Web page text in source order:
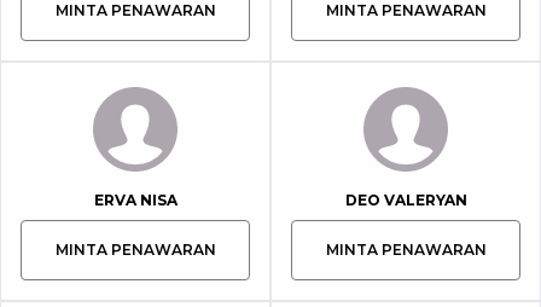
MINTA PENAWARAN MINTA PENAWARAN
ERVA NISA
MINTA PENAWARAN
DEO VALERYAN
MINTA PENAWARAN